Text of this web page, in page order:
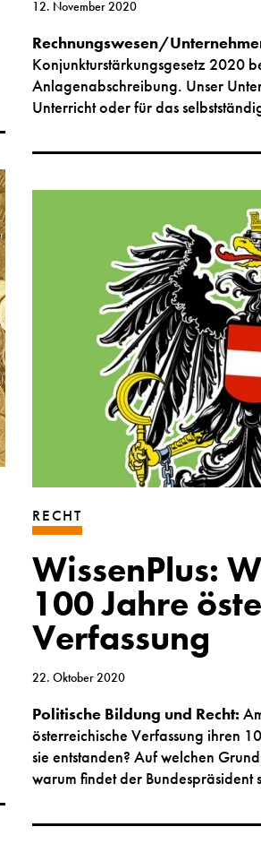
12. November 2020
Rechnungswesen/
Konjunkturstärkungsgesetz 2020
Anlagenabschreibung. Unser
Unterricht oder für das
RECHT
WissenPlus:
100 Jahre
Verfassung
22. Oktober 2020
Politische Bildung und Recht:
österreichische Verfassung ihren
sie entstanden? Auf welchen
warum findet der Bundespräsident